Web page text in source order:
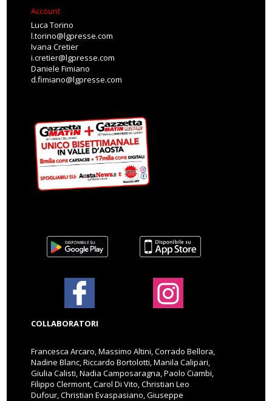
Account
Luca Torino
l.torino@lgpresse.com
Ivana Cretier
i.cretier@lgpresse.com
Daniele Fimiano
d.fimiano@lgpresse.com
COLLABORATORI
Francesca Arcaro, Massimo Altini, Corrado Bellora,
Nadine Blanc, Riccardo Bortolotti, Manila Calipari,
Giulia Calisti, Nadia Camposaragna, Paolo Ciambi,
Filippo Clermont, Carol Di Vito, Christian Leo
Dufour, Christian Evaspasiano, Giuseppe